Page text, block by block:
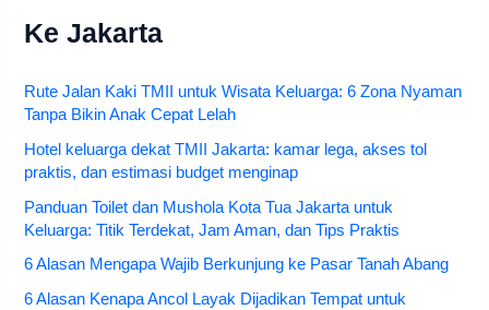
Ke Jakarta
Rute Jalan Kaki TMII untuk Wisata Keluarga: 6 Zona Nyaman
Tanpa Bikin Anak Cepat Lelah
Hotel keluarga dekat TMII Jakarta: kamar lega, akses tol
praktis, dan estimasi budget menginap
Panduan Toilet dan Mushola Kota Tua Jakarta untuk
Keluarga: Titik Terdekat, Jam Aman, dan Tips Praktis
6 Alasan Mengapa Wajib Berkunjung ke Pasar Tanah Abang
6 Alasan Kenapa Ancol Layak Dijadikan Tempat untuk